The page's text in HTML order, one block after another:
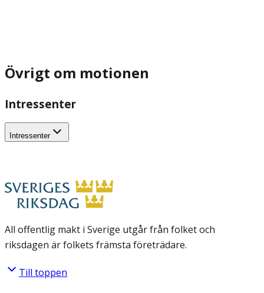
Övrigt om motionen
Intressenter
Intressenter
All offentlig makt i Sverige utgår från folket och
riksdagen är folkets främsta företrädare.
Till toppen